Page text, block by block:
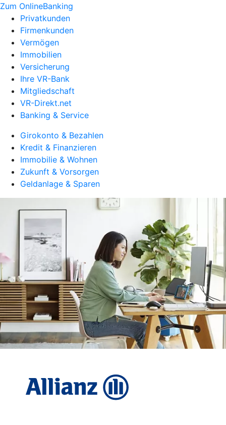
Zum OnlineBanking
Privatkunden
Firmenkunden
Vermögen
Immobilien
Versicherung
Ihre VR-Bank
Mitgliedschaft
VR-Direkt.net
Banking & Service
Girokonto & Bezahlen
Kredit & Finanzieren
Immobilie & Wohnen
Zukunft & Vorsorgen
Geldanlage & Sparen